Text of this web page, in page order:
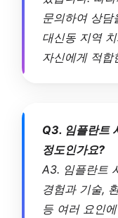
문의하여 상담
대신동 지역
자신에게 적합
Q3. 임플란트
정도인가요?
A3. 임플란트
경험과 기술,
등 여러 요인